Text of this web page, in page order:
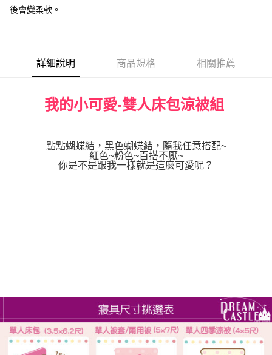
後會變柔軟。
詳細說明 商品規格 相關推薦
我的小可愛-雙人床包涼被組
點點蝴蝶結，黑色蝴蝶結，隨我任意搭配~
紅色~粉色~百搭不厭~
你是不是跟我一樣就是這麼可愛呢？